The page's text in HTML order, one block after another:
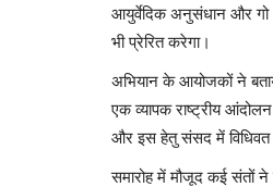
आयुर्वेदिक अनुसंधान और गो
भी प्रेरित करेगा।
अभियान के आयोजकों ने
एक व्यापक राष्ट्रीय
और इस हेतु संसद में विधिवत
समारोह में मौजूद कई संतों